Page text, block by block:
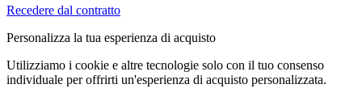
Recedere dal contratto
Personalizza la tua esperienza di acquisto
Utilizziamo i cookie e altre tecnologie solo con il tuo consenso
individuale per offrirti un'esperienza di acquisto personalizzata.